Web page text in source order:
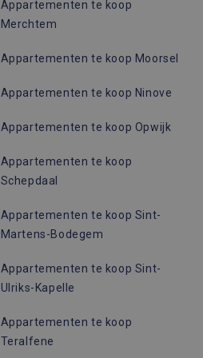
Appartementen te koop
Merchtem
Appartementen te koop Moorsel
Appartementen te koop Ninove
Appartementen te koop Opwijk
Appartementen te koop
Schepdaal
Appartementen te koop Sint-
Martens-Bodegem
Appartementen te koop Sint-
Ulriks-Kapelle
Appartementen te koop
Teralfene